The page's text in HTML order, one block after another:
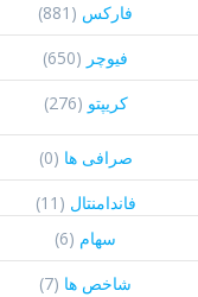
فارکس (881)
فیوچر (650)
کریپتو (276)
صرافی ها (0)
فاندامنتال (11)
سهام (6)
شاخص ها (7)